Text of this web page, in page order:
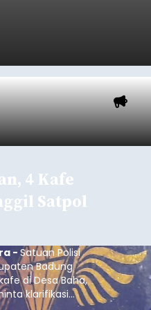
4 Kafe
Satpol
- Satuan Polisi
Badung
di Desa Baha,
klarifikasi